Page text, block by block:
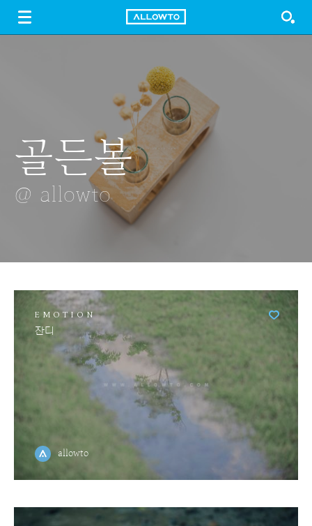
골든볼
@ allowto
장작
@ allowto
파도
@ allowto
벌집
@ allowto
뽀얀 복숭아 씨
@ allowto
EMOTION
잔디
allowto